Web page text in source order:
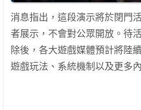
消息指出，這段演示將於閉門
者展示，不會對公眾開放。待
除後，各大遊戲媒體預計將陸
遊戲玩法、系統機制以及更多